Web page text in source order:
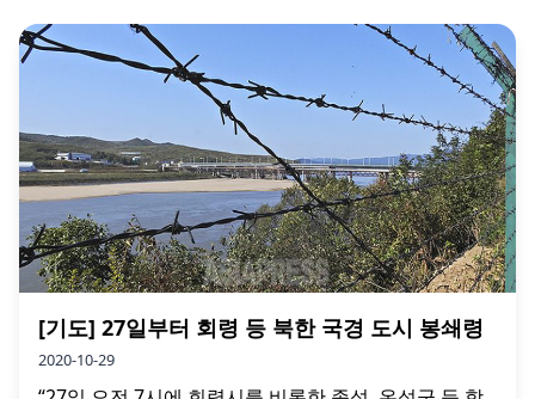
[기도] 27일부터 회령 등 북한 국경 도시 봉쇄령
2020-10-29